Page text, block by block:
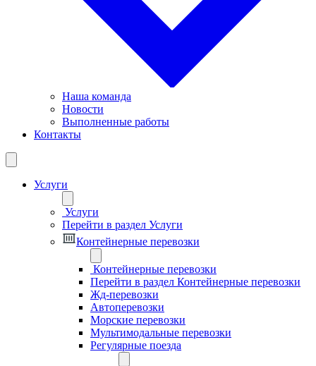
Наша команда
Новости
Выполненные работы
Контакты
Услуги
Услуги
Перейти в раздел Услуги
Контейнерные перевозки
Контейнерные перевозки
Перейти в раздел Контейнерные перевозки
Жд-перевозки
Автоперевозки
Морские перевозки
Мультимодальные перевозки
Регулярные поезда